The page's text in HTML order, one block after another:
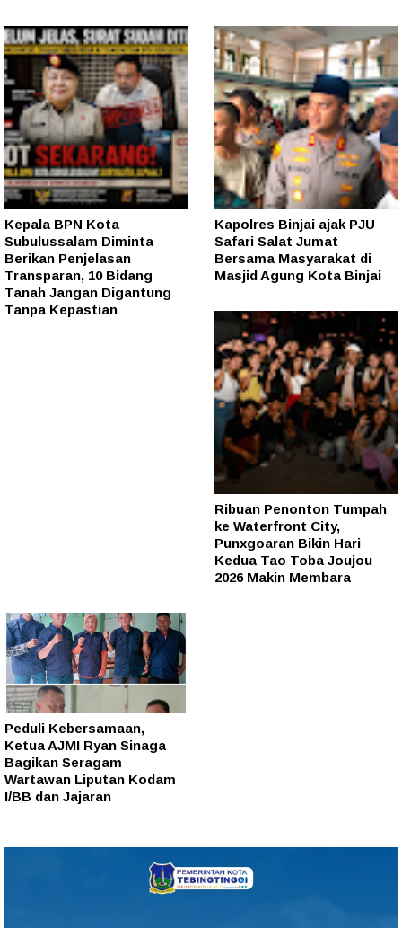
Kepala BPN Kota
Subulussalam Diminta
Berikan Penjelasan
Transparan, 10 Bidang
Tanah Jangan Digantung
Tanpa Kepastian
Kapolres Binjai ajak PJU
Safari Salat Jumat
Bersama Masyarakat di
Masjid Agung Kota Binjai
Ribuan Penonton Tumpah
ke Waterfront City,
Punxgoaran Bikin Hari
Kedua Tao Toba Joujou
2026 Makin Membara
Peduli Kebersamaan,
Ketua AJMI Ryan Sinaga
Bagikan Seragam
Wartawan Liputan Kodam
I/BB dan Jajaran